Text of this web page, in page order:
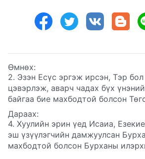
Өмнөх:
2. Эзэн Есүс эргэж ирсэн, Тэр
цэвэрлэж, аварч чадах бүх
байгаа бие махбодтой болсон
бөгөөд Тэрээр Бурханы гэрээс
ажлыг хийж байна гэж та нар
бид Бурханы дуу хоолойг хэрхэн
Төгс Хүчит Бурхан бол эргэж
гэдэгт бид яаж итгэлтэй байх вэ?
Дараах:
4. Хуулийн эрин үед Исаиа,
эш үзүүлэгчийн дамжуулсан
махбодтой болсон Бурханы